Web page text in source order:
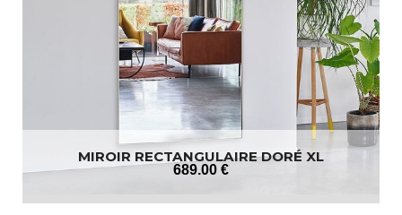
MIROIR RECTANGULAIRE DORÉ XL
689.00 €